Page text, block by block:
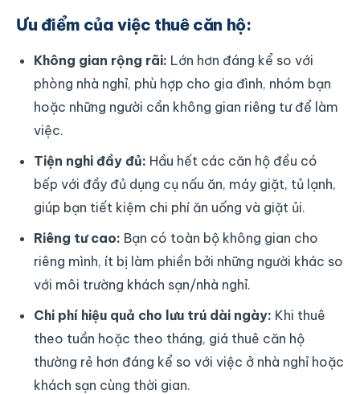
Ưu điểm của việc thuê căn hộ:
Không gian rộng rãi: Lớn hơn đáng kể so với
phòng nhà nghỉ, phù hợp cho gia đình, nhóm bạn
hoặc những người cần không gian riêng tư để làm
việc.
Tiện nghi đầy đủ: Hầu hết các căn hộ đều có
bếp với đầy đủ dụng cụ nấu ăn, máy giặt, tủ lạnh,
giúp bạn tiết kiệm chi phí ăn uống và giặt ủi.
Riêng tư cao: Bạn có toàn bộ không gian cho
riêng mình, ít bị làm phiền bởi những người khác so
với môi trường khách sạn/nhà nghỉ.
Chi phí hiệu quả cho lưu trú dài ngày: Khi thuê
theo tuần hoặc theo tháng, giá thuê căn hộ
thường rẻ hơn đáng kể so với việc ở nhà nghỉ hoặc
khách sạn cùng thời gian.